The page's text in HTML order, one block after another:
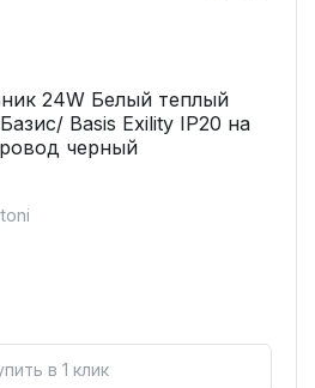
24W Белый теплый
Basis Exility IP20 на
черный
в 1 клик